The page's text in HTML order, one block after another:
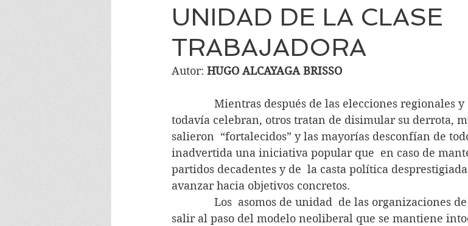
UNIDAD DE LA CLASE
TRABAJADORA
Autor: HUGO ALCAYAGA BRISSO
Mientras después de las elecciones regionales y
todavía celebran, otros tratan de disimular su derrota,
salieron  “fortalecidos” y las mayorías desconfían de
inadvertida una iniciativa popular que  en caso de
partidos decadentes y de  la casta política
avanzar hacia objetivos concretos.
Los  asomos de unidad  de las organizaciones de
salir al paso del modelo neoliberal que se mantiene